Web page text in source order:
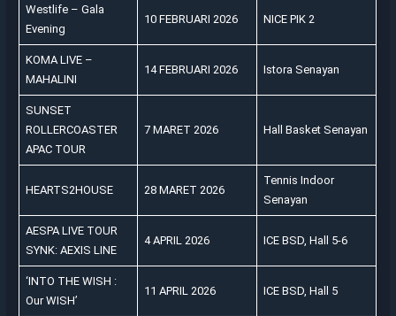
Westlife – Gala
Evening
10 FEBRUARI 2026 NICE PIK 2
KOMA LIVE –
MAHALINI
14 FEBRUARI 2026 Istora Senayan
SUNSET
ROLLERCOASTER
APAC TOUR
7 MARET 2026 Hall Basket Senayan
HEARTS2HOUSE 28 MARET 2026
Tennis Indoor
Senayan
AESPA LIVE TOUR
SYNK: AEXIS LINE
4 APRIL 2026 ICE BSD, Hall 5-6
‘INTO THE WISH :
Our WISH’
11 APRIL 2026 ICE BSD, Hall 5